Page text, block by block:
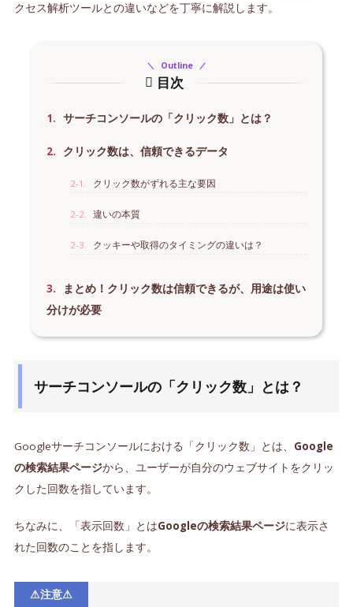
クセス解析ツールとの違いなどを丁寧に解説します。
目次
Outline
1. サーチコンソールの「クリック数」とは？
2. クリック数は、信頼できるデータ
2-1. クリック数がずれる主な要因
2-2. 違いの本質
2-3. クッキーや取得のタイミングの違いは？
3.
まとめ！クリック数は信頼できるが、用途は使い
分けが必要
サーチコンソールの「クリック数」とは？
Googleサーチコンソールにおける「クリック数」とは、 Google
の検索結果ページから、ユーザーが自分のウェブサイトをクリッ
クした回数を指しています。
ちなみに、「表示回数」とはGoogleの検索結果ページに表示さ
れた回数のことを指します。
⚠︎注意⚠︎